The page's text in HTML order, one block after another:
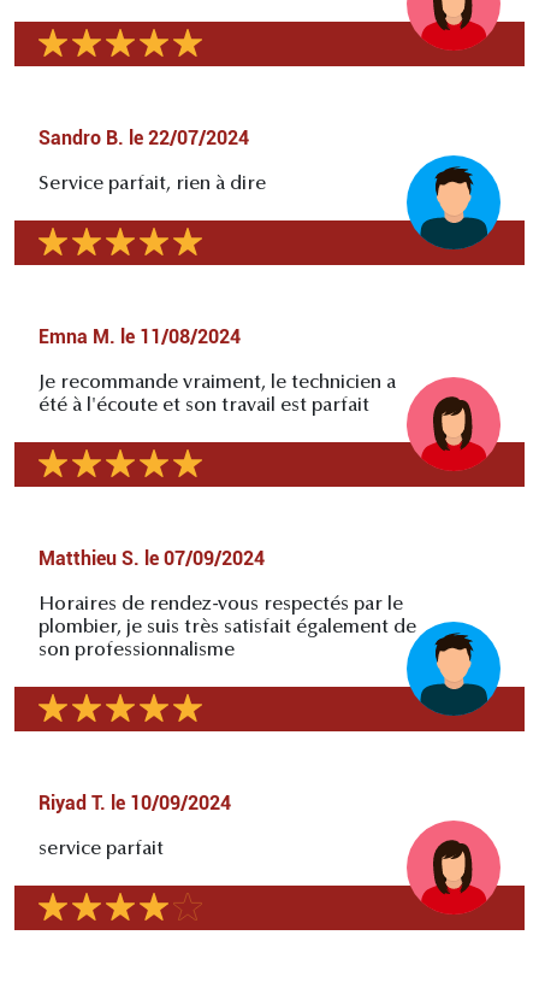
Sandro B. le 22/07/2024
Service parfait, rien à dire
Emna M. le 11/08/2024
Je recommande vraiment, le technicien a
été à l'écoute et son travail est parfait
Matthieu S. le 07/09/2024
Horaires de rendez-vous respectés par le
plombier, je suis très satisfait également de
son professionnalisme
Riyad T. le 10/09/2024
service parfait